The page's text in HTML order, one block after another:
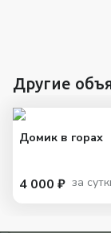
Другие
Домик в горах
4 000 ₽ за